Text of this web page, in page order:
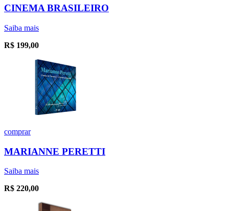
CINEMA BRASILEIRO
Saiba mais
R$ 199,00
comprar
MARIANNE PERETTI
Saiba mais
R$ 220,00